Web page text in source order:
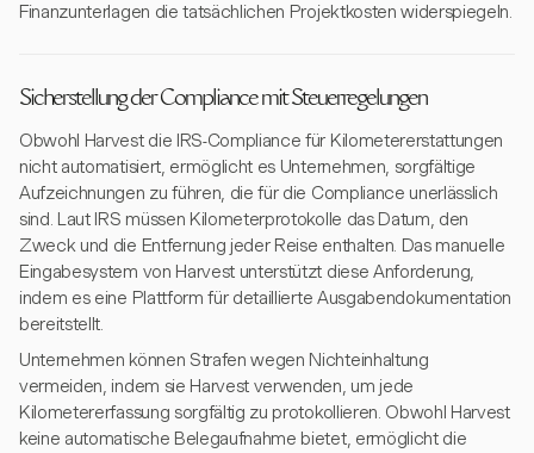
Finanzunterlagen die tatsächlichen Projektkosten widerspiegeln.
Sicherstellung der Compliance mit Steuerregelungen
Obwohl Harvest die IRS-Compliance für Kilometererstattungen
nicht automatisiert, ermöglicht es Unternehmen, sorgfältige
Aufzeichnungen zu führen, die für die Compliance unerlässlich
sind. Laut IRS müssen Kilometerprotokolle das Datum, den
Zweck und die Entfernung jeder Reise enthalten. Das manuelle
Eingabesystem von Harvest unterstützt diese Anforderung,
indem es eine Plattform für detaillierte Ausgabendokumentation
bereitstellt.
Unternehmen können Strafen wegen Nichteinhaltung
vermeiden, indem sie Harvest verwenden, um jede
Kilometererfassung sorgfältig zu protokollieren. Obwohl Harvest
keine automatische Belegaufnahme bietet, ermöglicht die